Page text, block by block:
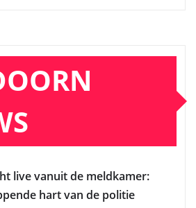
live vanuit de meldkamer:
hart van de politie